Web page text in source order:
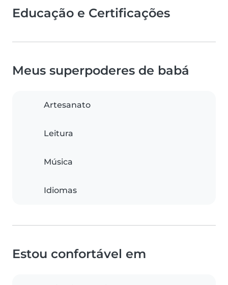
Educação e Certificações
Meus superpoderes de babá
Artesanato
Leitura
Música
Idiomas
Estou confortável em